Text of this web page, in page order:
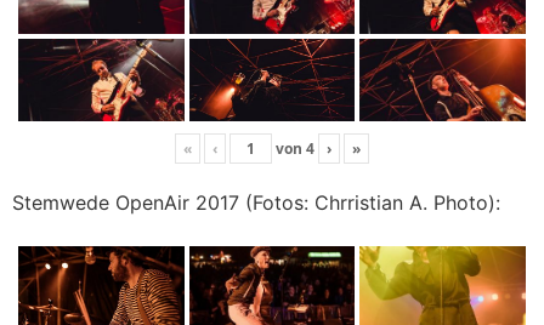
« ‹ von 4 › »
Stemwede OpenAir 2017 (Fotos: Chrristian A. Photo):